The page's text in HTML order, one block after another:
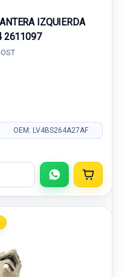
IZQUIERDA
2611097
OEM: LV4BS264A27AF